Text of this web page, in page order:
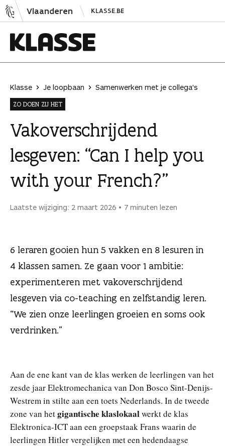
N
a
Vlaanderen KLASSE.BE
a
s
s
e
Klasse Je loopbaan
Samenwerken met je collega's
ZO DOEN ZIJ HET
Vakoverschrijdend
lesgeven: “Can I help you
with your French?”
Laatste wijziging: 2 maart 2026 7 minuten lezen
6 leraren gooien hun 5 vakken en 8 lesuren in
4 klassen samen. Ze gaan voor 1 ambitie:
experimenteren met vakoverschrijdend
lesgeven via co-teaching en zelfstandig leren.
“We zien onze leerlingen groeien en soms ook
verdrinken.”
Aan de ene kant van de klas werken de leerlingen van het
zesde jaar Elektromechanica van Don Bosco Sint-Denijs-
Westrem in stilte aan een toets Nederlands. In de tweede
zone van hetgigantische klaslokaalwerkt de klas
Elektronica-ICT aan een groepstaak Frans waarin de
leerlingen Hitler vergelijken met een hedendaagse